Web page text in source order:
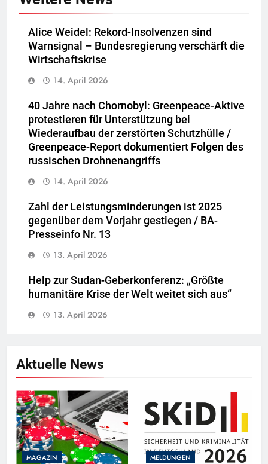
Alice Weidel: Rekord-Insolvenzen sind
Warnsignal – Bundesregierung verschärft die
Wirtschaftskrise
14. April 2026
40 Jahre nach Chornobyl: Greenpeace-Aktive
protestieren für Unterstützung bei
Wiederaufbau der zerstörten Schutzhülle /
Greenpeace-Report dokumentiert Folgen des
russischen Drohnenangriffs
14. April 2026
Zahl der Leistungsminderungen ist 2025
gegenüber dem Vorjahr gestiegen / BA-
Presseinfo Nr. 13
13. April 2026
Help zur Sudan-Geberkonferenz: „Größte
humanitäre Krise der Welt weitet sich aus“
13. April 2026
Aktuelle News
MAGAZIN MELDUNGEN